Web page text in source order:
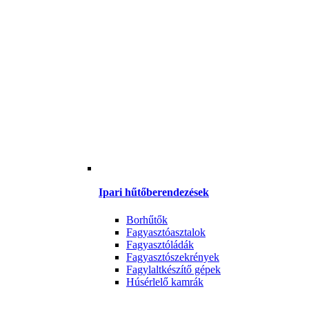
Ipari hűtőberendezések
Borhűtők
Fagyasztóasztalok
Fagyasztóládák
Fagyasztószekrények
Fagylaltkészítő gépek
Húsérlelő kamrák